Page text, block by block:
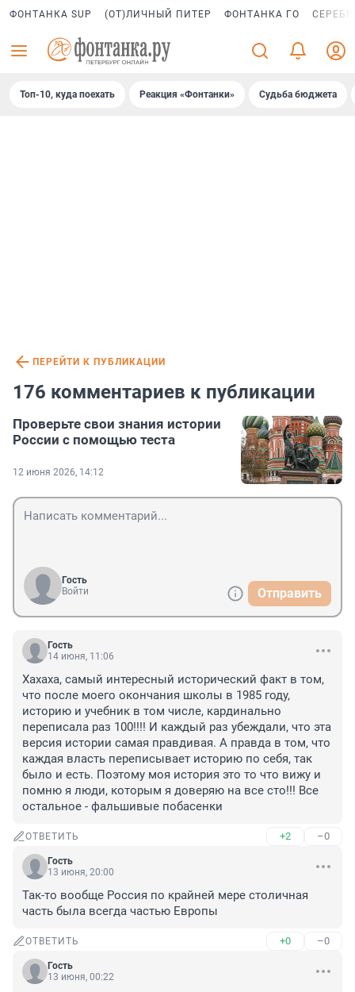
ФОНТАНКА SUP (ОТ)ЛИЧНЫЙ ПИТЕР ФОНТАНКА ГО
Топ-10, куда поехать Реакция «Фонтанки» Судьба бюджета
ПЕРЕЙТИ К ПУБЛИКАЦИИ
176 комментариев к публикации
Проверьте свои знания истории
России с помощью теста
12 июня 2026, 14:12
Гость
Войти
Отправить
Гость
14 июня, 11:06
Хахаха, самый интересный исторический факт в том,
что после моего окончания школы в 1985 году,
историю и учебник в том числе, кардинально
переписала раз 100!!!! И каждый раз убеждали, что эта
версия истории самая правдивая. А правда в том, что
каждая власть переписывает историю по себя, так
было и есть. Поэтому моя история это то что вижу и
помню я люди, которым я доверяю на все сто!!! Все
остальное - фальшивые побасенки
ОТВЕТИТЬ +2 –0
Гость
13 июня, 20:00
Так-то вообще Россия по крайней мере столичная
часть была всегда частью Европы
ОТВЕТИТЬ +0 –0
Гость
13 июня, 00:22